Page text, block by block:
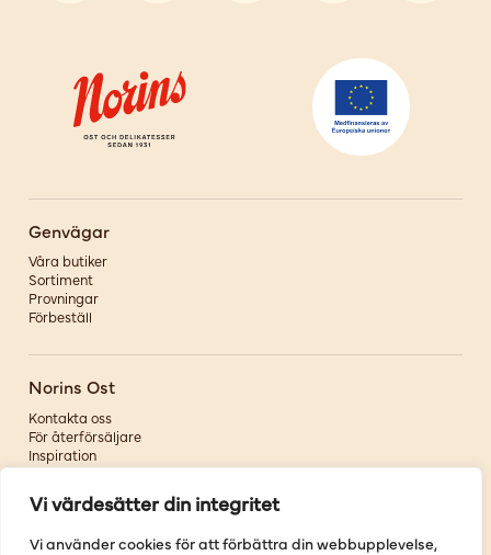
Vi värdesätter din integritet
Vi använder cookies för att förbättra din webbupplevelse,
Genvägar
Våra butiker
Sortiment
Provningar
Förbeställ
Norins Ost
Kontakta oss
För återförsäljare
Inspiration
Om oss
Följ oss